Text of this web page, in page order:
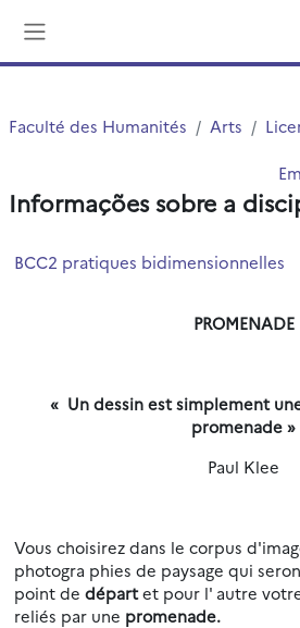
Faculté des Humanités Arts
Informações sobre a
BCC2 pratiques bidimensionnelles
PROMENADE
« Un dessin est simplement
promenade »
Paul Klee
Vous choisirez dans le corpus
photogra phies de paysage qui
point de départet pour l' autre
reliés par une promenade.